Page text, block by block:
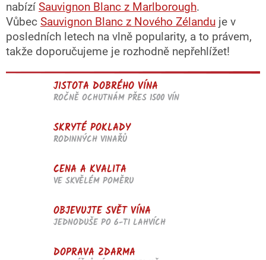
nabízí Sauvignon Blanc z Marlborough.
Vůbec Sauvignon Blanc z Nového Zélandu je v
posledních letech na vlně popularity, a to právem,
takže doporučujeme je rozhodně nepřehlížet!
JISTOTA DOBRÉHO VÍNA
ROČNĚ OCHUTNÁM PŘES 1500 VÍN
SKRYTÉ POKLADY
RODINNÝCH VINAŘŮ
CENA A KVALITA
VE SKVĚLÉM POMĚRU
OBJEVUJTE SVĚT VÍNA
JEDNODUŠE PO 6-TI LAHVÍCH
DOPRAVA ZDARMA